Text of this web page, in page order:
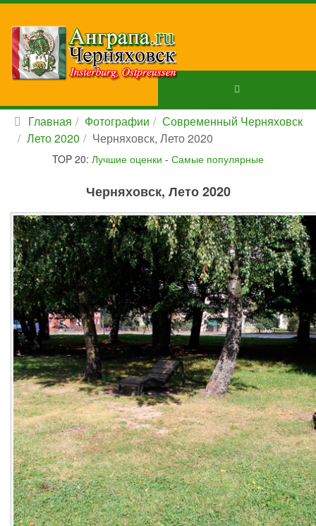
Главная Фотографии
Современный Черняховск
Лето 2020
Черняховск, Лето 2020
TOP 20: Лучшие оценки - Самые популярные
Черняховск, Лето 2020